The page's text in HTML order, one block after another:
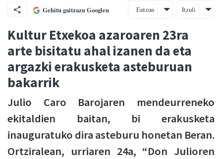
Gehitu gaitzazu Googlen Entzun Itzuli
Kultur Etxekoa azaroaren 23ra
arte bisitatu ahal izanen da eta
argazki erakusketa asteburuan
bakarrik
Julio Caro Barojaren mendeurreneko
ekitaldien baitan, bi erakusketa
inauguratuko dira asteburu honetan Beran.
Ortziralean, urriaren 24a, “Don Julioren